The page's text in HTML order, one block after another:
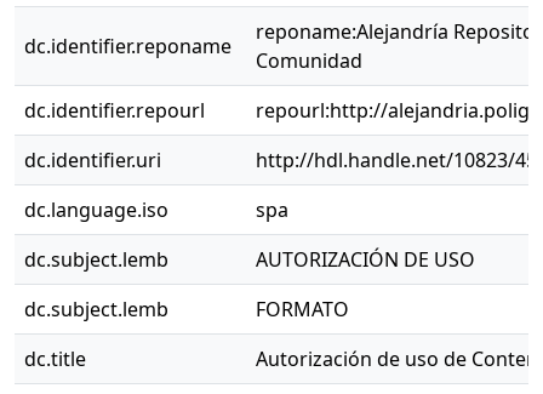
dc.identifier.reponame
reponame:Alejandría
Comunidad
dc.identifier.repourl
repourl:http://
dc.identifier.uri
http://hdl.handle.net/10823/45
dc.language.iso
spa
dc.subject.lemb
AUTORIZACIÓN DE USO
dc.subject.lemb
FORMATO
dc.title
Autorización de uso de